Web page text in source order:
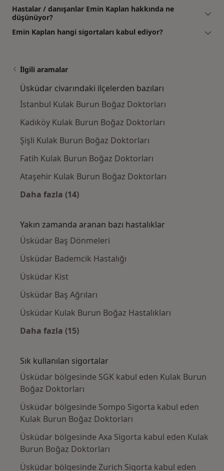
Hastalar / danışanlar Emin Kaplan hakkında ne
düşünüyor?
Emin Kaplan hangi sigortaları kabul ediyor?
İlgili aramalar
Üsküdar civarındaki ilçelerden bazıları
İstanbul Kulak Burun Boğaz Doktorları
Kadıköy Kulak Burun Boğaz Doktorları
Şişli Kulak Burun Boğaz Doktorları
Fatih Kulak Burun Boğaz Doktorları
Ataşehir Kulak Burun Boğaz Doktorları
Daha fazla (14)
Yakın zamanda aranan bazı hastalıklar
Üsküdar Baş Dönmeleri
Üsküdar Bademcik Hastalığı
Üsküdar Kist
Üsküdar Baş Ağrıları
Üsküdar Kulak Burun Boğaz Hastalıkları
Daha fazla (15)
Sık kullanılan sigortalar
Üsküdar bölgesinde SGK kabul eden Kulak Burun
Boğaz Doktorları
Üsküdar bölgesinde Sompo Sigorta kabul eden
Kulak Burun Boğaz Doktorları
Üsküdar bölgesinde Axa Sigorta kabul eden Kulak
Burun Boğaz Doktorları
Üsküdar bölgesinde Zurich Sigorta kabul eden